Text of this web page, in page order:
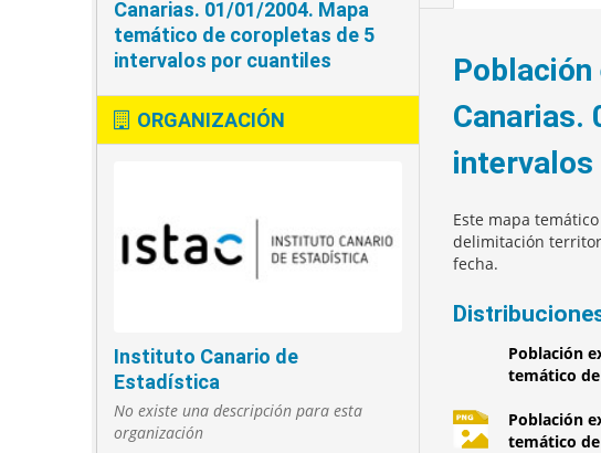
Canarias. 01/01/2004. Mapa
temático de coropletas de 5
intervalos por cuantiles
ORGANIZACIÓN
Instituto Canario de
Estadística
No existe una descripción para esta
organización
Canarias.
Este mapa
delimitación
fecha.
Población
temático
Población
temático